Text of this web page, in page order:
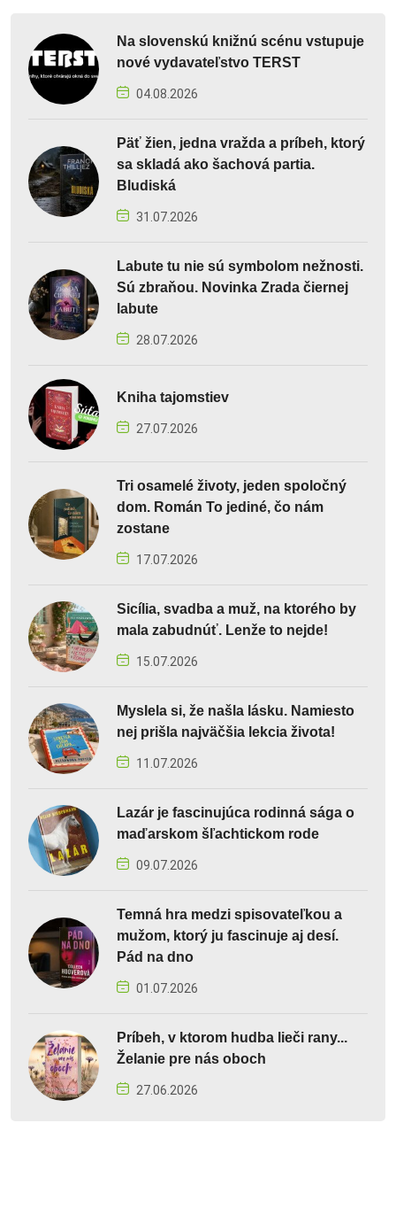
Na slovenskú knižnú scénu vstupuje
nové vydavateľstvo TERST
04.08.2026
Päť žien, jedna vražda a príbeh, ktorý
sa skladá ako šachová partia.
Bludiská
31.07.2026
Labute tu nie sú symbolom nežnosti.
Sú zbraňou. Novinka Zrada čiernej
labute
28.07.2026
Kniha tajomstiev
27.07.2026
Tri osamelé životy, jeden spoločný
dom. Román To jediné, čo nám
zostane
17.07.2026
Sicília, svadba a muž, na ktorého by
mala zabudnúť. Lenže to nejde!
15.07.2026
Myslela si, že našla lásku. Namiesto
nej prišla najväčšia lekcia života!
11.07.2026
Lazár je fascinujúca rodinná sága o
maďarskom šľachtickom rode
09.07.2026
Temná hra medzi spisovateľkou a
mužom, ktorý ju fascinuje aj desí.
Pád na dno
01.07.2026
Príbeh, v ktorom hudba lieči rany...
Želanie pre nás oboch
27.06.2026